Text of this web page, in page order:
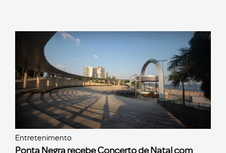
Entretenimento
Ponta Negra recebe Concerto de Natal com